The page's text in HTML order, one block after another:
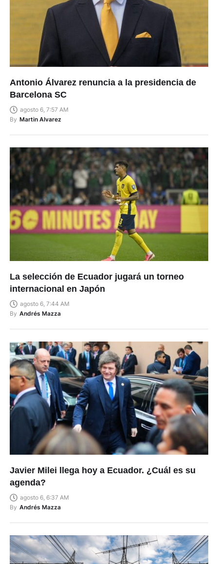
Antonio Álvarez renuncia a la presidencia de
Barcelona SC
agosto 6, 7:57 AM
By Martin Alvarez
La selección de Ecuador jugará un torneo
internacional en Japón
agosto 6, 7:44 AM
By Andrés Mazza
Javier Milei llega hoy a Ecuador. ¿Cuál es su
agenda?
agosto 6, 6:37 AM
By Andrés Mazza